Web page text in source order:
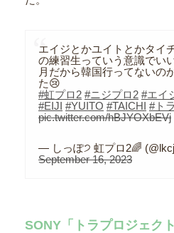
エイジとかユイトとかタイ
の練習生っていう意識でい
月だから韓国行ってないの
た😢
#虹プロ2 #ニジプロ2 #エイ
#EIJI #YUITO #TAICHI #ト
pic.twitter.com/hBJYOXbEVj
— しっぽ੭ 虹プロ2🌈
September 16, 2023
SONY「トラプロジェク